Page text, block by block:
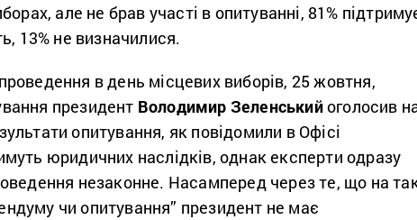
але не брав участі в опитуванні, 81%
13% не визначилися.
в день місцевих виборів, 25 жовтня,
президент Володимир Зеленськийоголосив
опитування, як повідомили в Офісі
юридичних наслідків, однак експерти одразу
незаконне. Насамперед через те, що на
чи опитування” президент не має